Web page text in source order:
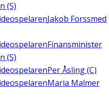
(S)
Jakob Forssmed
Finansminister
(S)
Per Åsling (C)
Maria Malmer